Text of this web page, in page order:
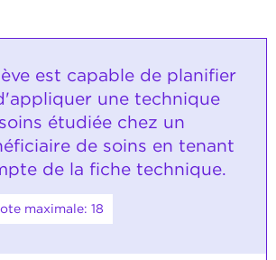
est capable de planifier
une technique
étudiée chez un
de soins en tenant
de la fiche technique.
maximale: 18